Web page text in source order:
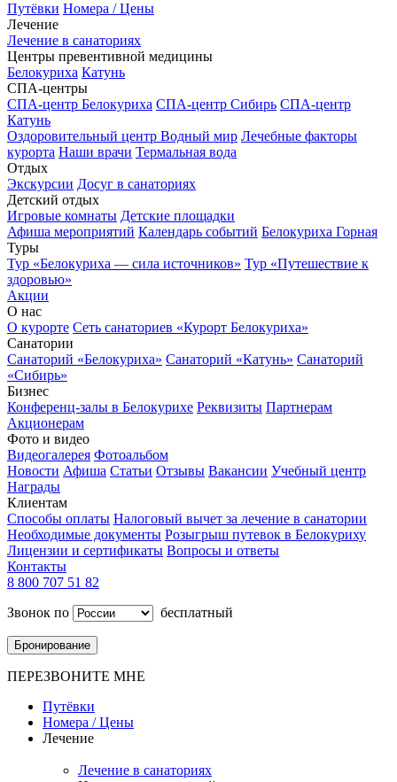
Путёвки Номера / Цены
Лечение
Лечение в санаториях
Центры превентивной медицины
Белокуриха Катунь
СПА-центры
СПА-центр Белокуриха СПА-центр Сибирь СПА-центр
Катунь
Оздоровительный центр Водный мир Лечебные факторы
курорта Наши врачи Термальная вода
Отдых
Экскурсии Досуг в санаториях
Детский отдых
Игровые комнаты Детские площадки
Афиша мероприятий Календарь событий Белокуриха Горная
Туры
Тур «Белокуриха — сила источников» Тур «Путешествие к
здоровью»
Акции
О нас
О курорте Сеть санаториев «Курорт Белокуриха»
Санатории
Санаторий «Белокуриха» Санаторий «Катунь» Санаторий
«Сибирь»
Бизнес
Конференц-залы в Белокурихе Реквизиты Партнерам
Акционерам
Фото и видео
Видеогалерея Фотоальбом
Новости Афиша Статьи Отзывы Вакансии Учебный центр
Награды
Клиентам
Способы оплаты Налоговый вычет за лечение в санатории
Необходимые документы Розыгрыш путевок в Белокуриху
Лицензии и сертификаты Вопросы и ответы
Контакты
8 800 707 51 82
Звонок по
бесплатный
Бронирование
ПЕРЕЗВОНИТЕ МНЕ
Путёвки
Номера / Цены
Лечение
Лечение в санаториях